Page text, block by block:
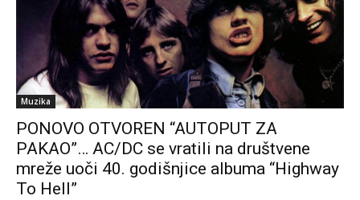
Muzika
PONOVO OTVOREN “AUTOPUT ZA
PAKAO”… AC/DC se vratili na društvene
mreže uoči 40. godišnjice albuma “Highway
To Hell”